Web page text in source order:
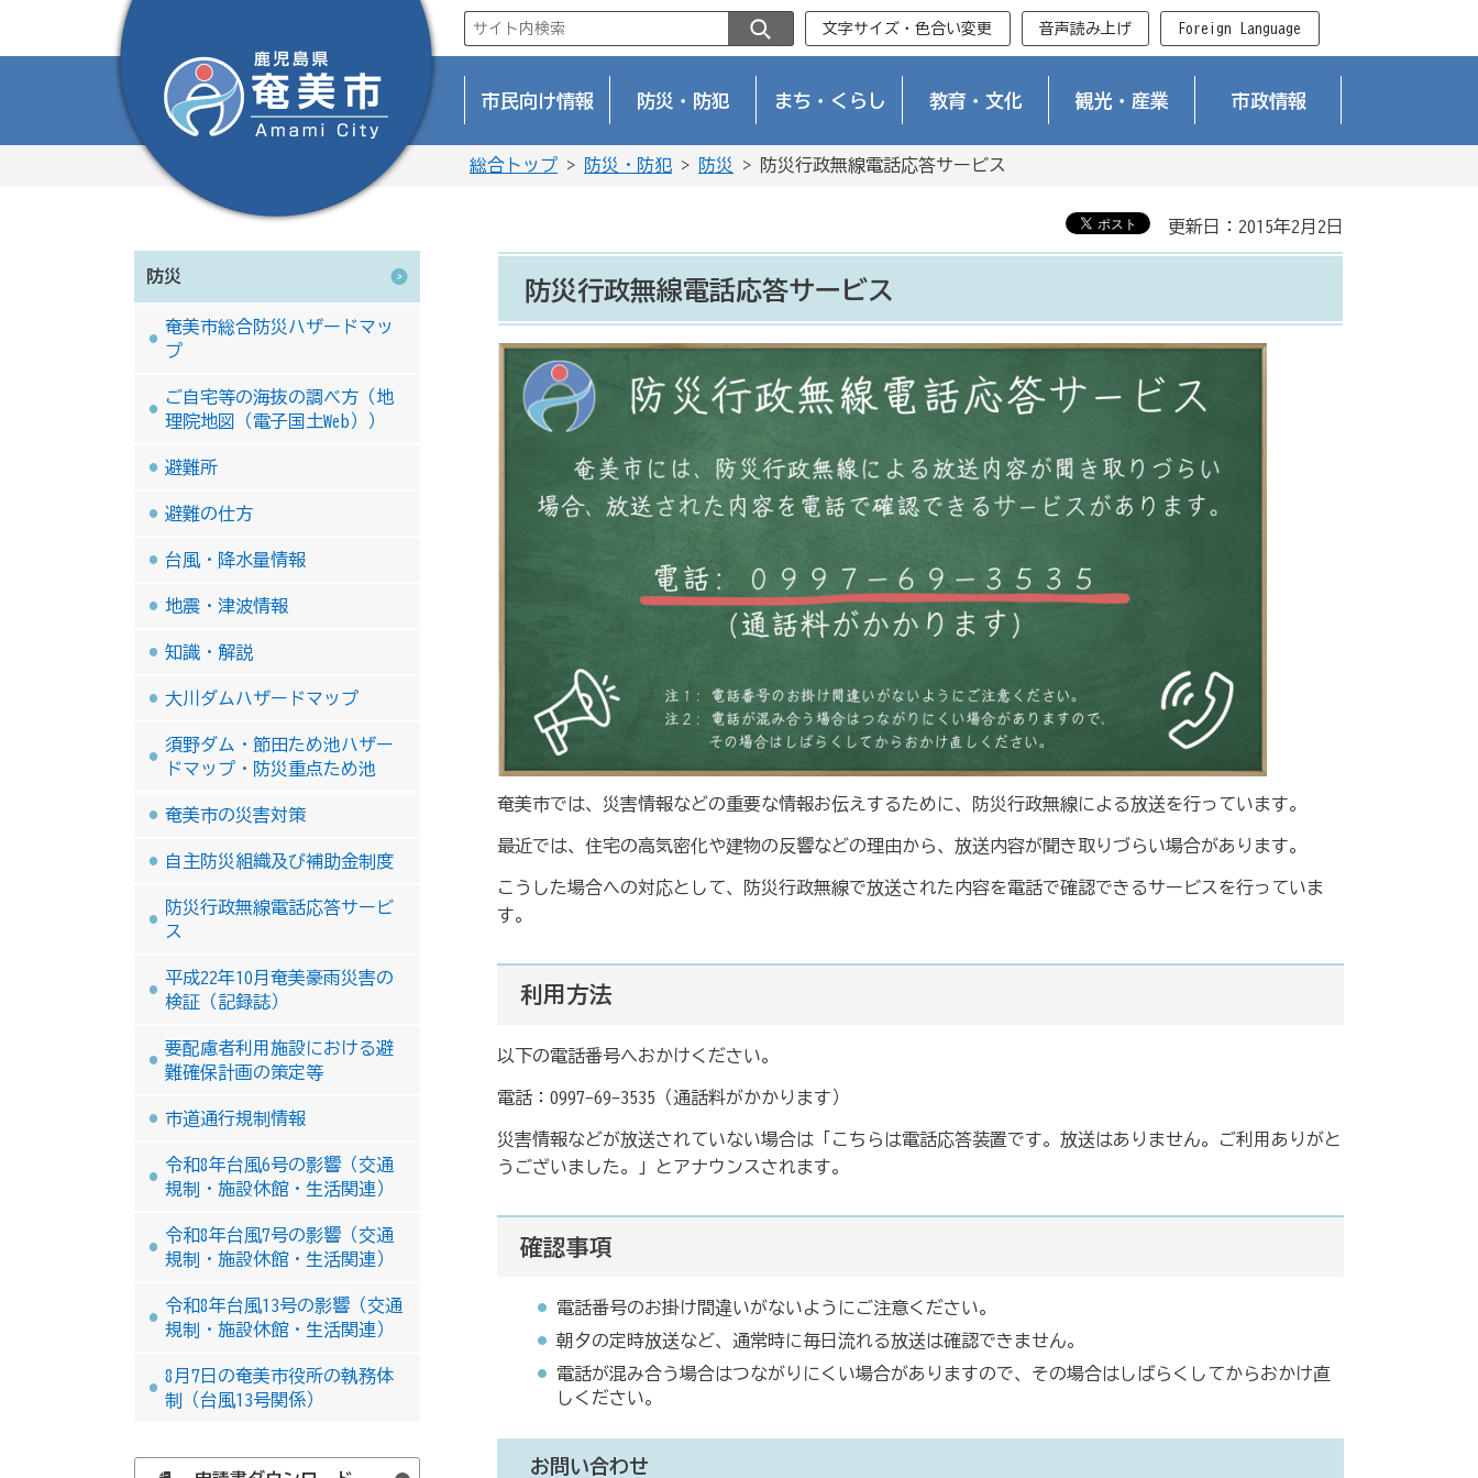
文字サイズ・色合い変更 音声読み上げ Foreign Language
市民向け情報 防災・防犯 まち・くらし 教育・文化 観光・産業 市政情報
総合トップ > 防災・防犯 > 防災 > 防災行政無線電話応答サービス
防災
奄美市総合防災ハザードマッ
プ
ご自宅等の海抜の調べ方（地
理院地図（電子国土Web））
避難所
避難の仕方
台風・降水量情報
地震・津波情報
知識・解説
大川ダムハザードマップ
須野ダム・節田ため池ハザー
ドマップ・防災重点ため池
奄美市の災害対策
自主防災組織及び補助金制度
防災行政無線電話応答サービ
ス
平成22年10月奄美豪雨災害の
検証（記録誌）
要配慮者利用施設における避
難確保計画の策定等
市道通行規制情報
令和8年台風6号の影響（交通
規制・施設休館・生活関連）
令和8年台風7号の影響（交通
規制・施設休館・生活関連）
令和8年台風13号の影響（交通
規制・施設休館・生活関連）
8月7日の奄美市役所の執務体
制（台風13号関係）
更新日：2015年2月2日
防災行政無線電話応答サービス
奄美市では、災害情報などの重要な情報お伝えするために、防災行政無線による放送を行っています。
最近では、住宅の高気密化や建物の反響などの理由から、放送内容が聞き取りづらい場合があります。
こうした場合への対応として、防災行政無線で放送された内容を電話で確認できるサービスを行っていま
す。
利用方法
以下の電話番号へおかけください。
電話：0997-69-3535（通話料がかかります）
災害情報などが放送されていない場合は「こちらは電話応答装置です。放送はありません。ご利用ありがと
うございました。」とアナウンスされます。
確認事項
電話番号のお掛け間違いがないようにご注意ください。
朝夕の定時放送など、通常時に毎日流れる放送は確認できません。
電話が混み合う場合はつながりにくい場合がありますので、その場合はしばらくしてからおかけ直
しください。
お問い合わせ